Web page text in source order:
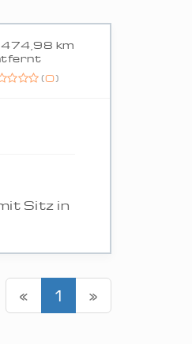
474,98 km
(0)
Sitz in
« 1 »